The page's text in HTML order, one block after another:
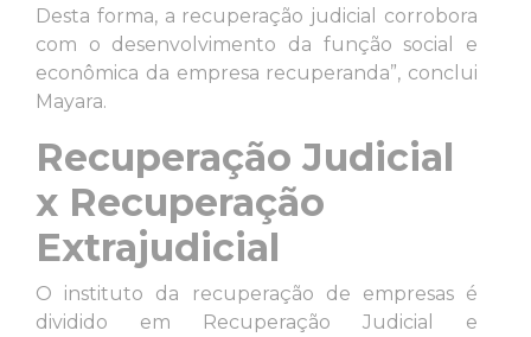
Desta forma, a recuperação judicial corrobora
com o desenvolvimento da função social e
econômica da empresa recuperanda”, conclui
Mayara.
Recuperação Judicial
x Recuperação
Extrajudicial
O instituto da recuperação de empresas é
dividido em Recuperação Judicial e